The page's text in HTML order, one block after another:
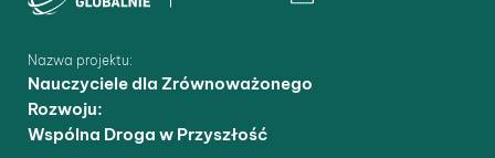
Nazwa projektu:
Nauczyciele dla Zrównoważonego
Rozwoju:
Wspólna Droga w Przyszłość